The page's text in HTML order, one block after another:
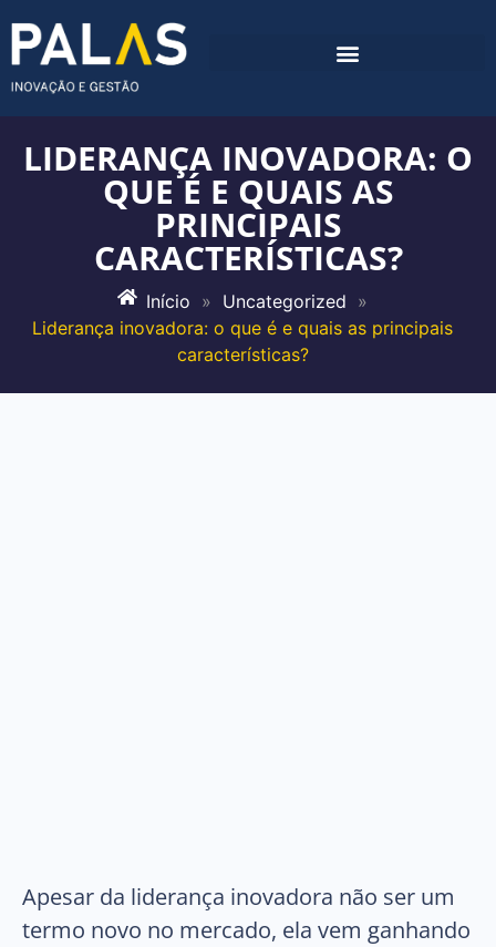
LIDERANÇA INOVADORA: O
QUE É E QUAIS AS
PRINCIPAIS
CARACTERÍSTICAS?
Início » Uncategorized »
Liderança inovadora: o que é e quais as principais
características?
Apesar da liderança inovadora não ser um
termo novo no mercado, ela vem ganhando